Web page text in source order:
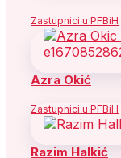
Zastupnici u PFBiH
Azra Okić
Zastupnici u PFBiH
Razim Halkić